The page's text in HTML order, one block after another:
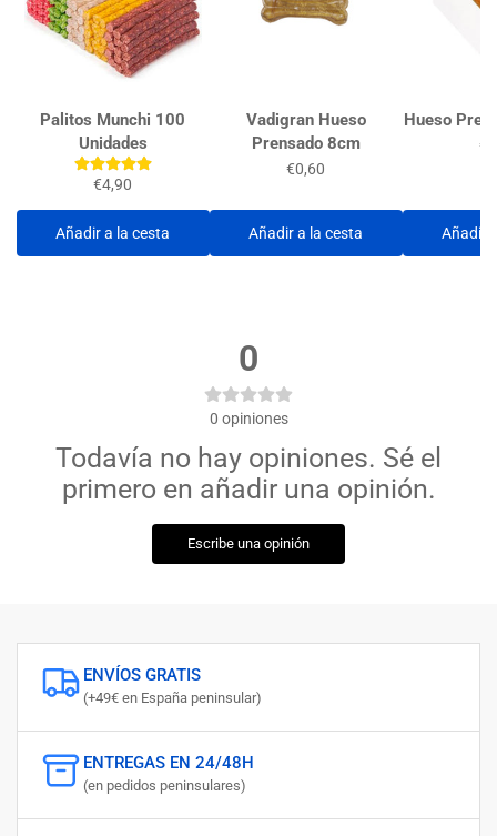
Palitos Munchi 100
Unidades
€4,90
Añadir a la cesta
Vadigran Hueso
Prensado 8cm
€0,60
Añadir a la cesta
Hueso
Añadir
0
0 opiniones
Todavía no hay opiniones. Sé el
primero en añadir una opinión.
Escribe una opinión
ENVÍOS GRATIS
(+49€ en España peninsular)
ENTREGAS EN 24/48H
(en pedidos peninsulares)